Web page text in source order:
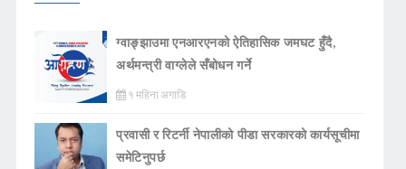
ग्वाङ्झाउमा एनआरएनको ऐतिहासिक जमघट हुँदै,
अर्थमन्त्री वाग्लेले सँबोधन गर्ने
१ महिना अगाडि
प्रवासी र रिटर्नी नेपालीको पीडा सरकारको कार्यसूचीमा
समेटिनुपर्छ